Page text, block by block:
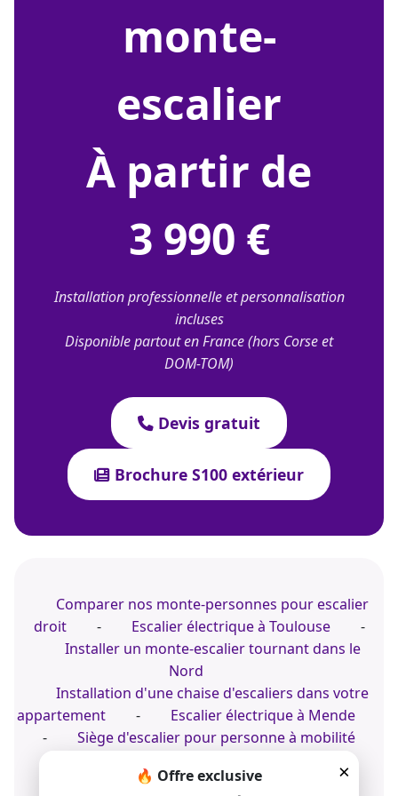
monte-
escalier
À partir de
3 990 €
Installation professionnelle et personnalisation
incluses
Disponible partout en France (hors Corse et
DOM-TOM)
Devis gratuit
Brochure S100 extérieur
×
🔥 Offre exclusive
Comparer nos monte-personnes pour escalier
droit
- Escalier électrique à Toulouse
-
Installer un monte-escalier tournant dans le
Nord
Installation d'une chaise d'escaliers dans votre
appartement
-
Escalier électrique à Mende
-
Siège d'escalier pour personne à mobilité
Accompagnement pour un monte-escalier